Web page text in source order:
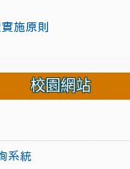
施原則
校園網站
系統